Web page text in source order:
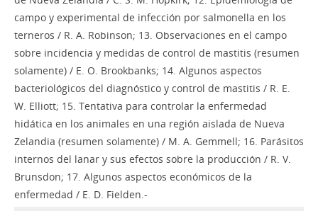
campo y experimental de infección por salmonella en los
terneros / R. A. Robinson; 13. Observaciones en el campo
sobre incidencia y medidas de control de mastitis (resumen
solamente) / E. O. Brookbanks; 14. Algunos aspectos
bacteriológicos del diagnóstico y control de mastitis / R. E.
W. Elliott; 15. Tentativa para controlar la enfermedad
hidática en los animales en una región aislada de Nueva
Zelandia (resumen solamente) / M. A. Gemmell; 16. Parásitos
internos del lanar y sus efectos sobre la producción / R. V.
Brunsdon; 17. Algunos aspectos económicos de la
enfermedad / E. D. Fielden.-